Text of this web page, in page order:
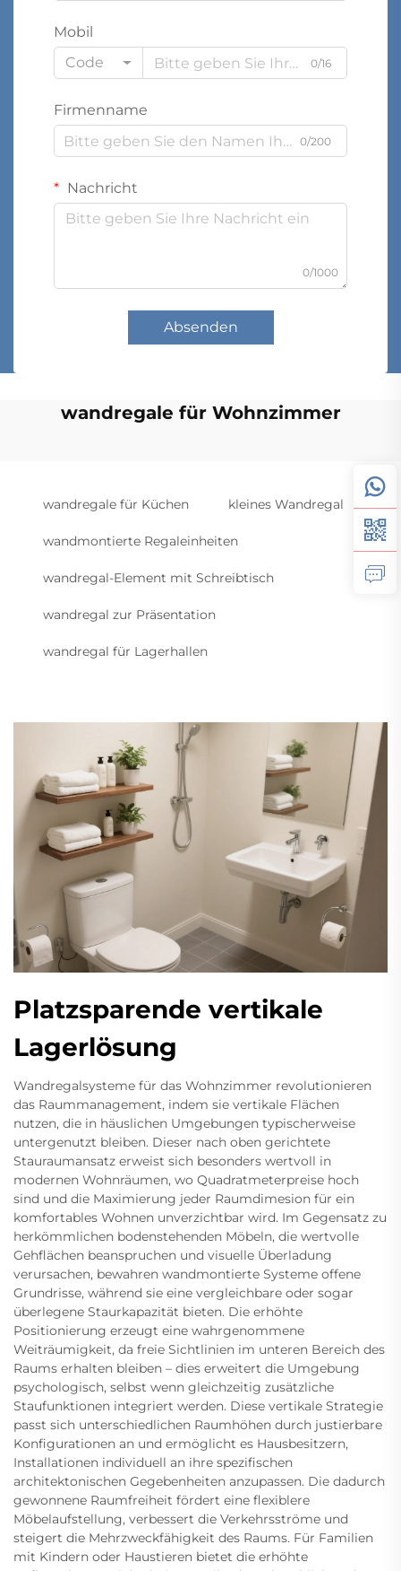
Mobil
Code
0/16
Firmenname
0/200
Nachricht
0/1000
Absenden
wandregale für Wohnzimmer
wandregale für Küchen kleines Wandregal
wandmontierte Regaleinheiten
wandregal-Element mit Schreibtisch
wandregal zur Präsentation
wandregal für Lagerhallen
Platzsparende vertikale
Lagerlösung
Wandregalsysteme für das Wohnzimmer revolutionieren
das Raummanagement, indem sie vertikale Flächen
nutzen, die in häuslichen Umgebungen typischerweise
untergenutzt bleiben. Dieser nach oben gerichtete
Stauraumansatz erweist sich besonders wertvoll in
modernen Wohnräumen, wo Quadratmeterpreise hoch
sind und die Maximierung jeder Raumdimesion für ein
komfortables Wohnen unverzichtbar wird. Im Gegensatz zu
herkömmlichen bodenstehenden Möbeln, die wertvolle
Gehflächen beanspruchen und visuelle Überladung
verursachen, bewahren wandmontierte Systeme offene
Grundrisse, während sie eine vergleichbare oder sogar
überlegene Staurkapazität bieten. Die erhöhte
Positionierung erzeugt eine wahrgenommene
Weiträumigkeit, da freie Sichtlinien im unteren Bereich des
Raums erhalten bleiben – dies erweitert die Umgebung
psychologisch, selbst wenn gleichzeitig zusätzliche
Staufunktionen integriert werden. Diese vertikale Strategie
passt sich unterschiedlichen Raumhöhen durch justierbare
Konfigurationen an und ermöglicht es Hausbesitzern,
Installationen individuell an ihre spezifischen
architektonischen Gegebenheiten anzupassen. Die dadurch
gewonnene Raumfreiheit fördert eine flexiblere
Möbelaufstellung, verbessert die Verkehrsströme und
steigert die Mehrzweckfähigkeit des Raums. Für Familien
mit Kindern oder Haustieren bietet die erhöhte